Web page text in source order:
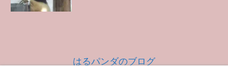
はるパンダのブログ